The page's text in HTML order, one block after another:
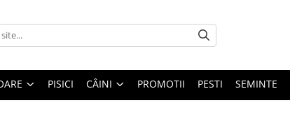
PISICI CÂINI PROMOTII PESTI SEMINTE